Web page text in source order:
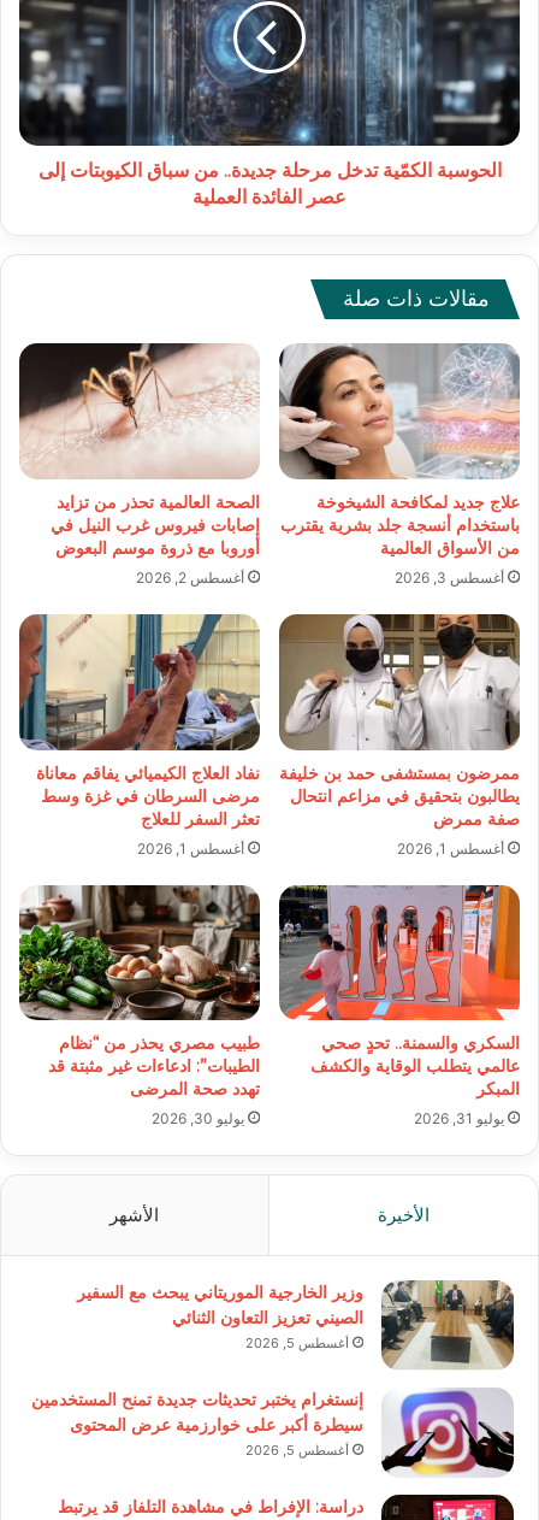
مرحلة
جديدة..
من
الكيوبتات
إلى
عصرالحوسبة الكمّية تدخل مرحلة جديدة.. من سباق الكيوبتات إلى
عصر الفائدة العملية
مقالات ذات صلة
علاج جديد لمكافحة الشيخوخة
باستخدام أنسجة جلد بشرية يقترب
من الأسواق العالمية
أغسطس 3, 2026
الصحة العالمية تحذر من تزايد
إصابات فيروس غرب النيل في
أوروبا مع ذروة موسم البعوض
أغسطس 2, 2026
ممرضون بمستشفى حمد بن خليفة
يطالبون بتحقيق في مزاعم انتحال
صفة ممرض
أغسطس 1, 2026
نفاد العلاج الكيميائي يفاقم معاناة
مرضى السرطان في غزة وسط
تعثر السفر للعلاج
أغسطس 1, 2026
السكري والسمنة.. تحدٍ صحي
عالمي يتطلب الوقاية والكشف
المبكر
يوليو 31, 2026
طبيب مصري يحذر من “نظام
الطيبات”: ادعاءات غير مثبتة قد
تهدد صحة المرضى
يوليو 30, 2026
الأخيرة الأشهر
وزير الخارجية الموريتاني يبحث مع السفير
الصيني تعزيز التعاون الثنائي
أغسطس 5, 2026
إنستغرام يختبر تحديثات جديدة تمنح المستخدمين
سيطرة أكبر على خوارزمية عرض المحتوى
أغسطس 5, 2026
دراسة: الإفراط في مشاهدة التلفاز قد يرتبط